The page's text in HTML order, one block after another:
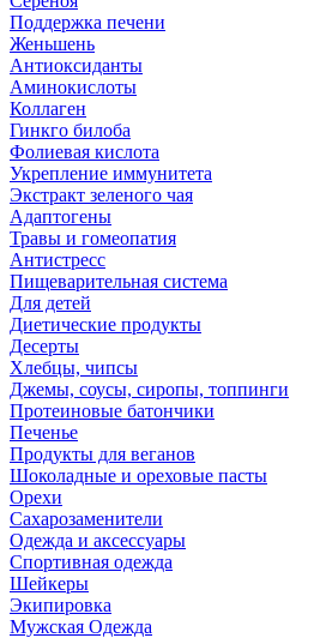
Поддержка печени
Женьшень
Антиоксиданты
Аминокислоты
Коллаген
Гинкго билоба
Фолиевая кислота
Укрепление иммунитета
Экстракт зеленого чая
Адаптогены
Травы и гомеопатия
Антистресс
Пищеварительная система
Для детей
Диетические продукты
Десерты
Хлебцы, чипсы
Джемы, соусы, сиропы, топпинги
Протеиновые батончики
Печенье
Продукты для веганов
Шоколадные и ореховые пасты
Орехи
Сахарозаменители
Одежда и аксессуары
Спортивная одежда
Шейкеры
Экипировка
Мужская Одежда